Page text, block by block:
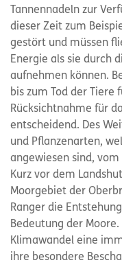
Tannennadeln zur
dieser Zeit zum
gestört und müssen
Energie als sie durch
aufnehmen können.
bis zum Tod der Tiere
Rücksichtnahme für
entscheidend. Des
und Pflanzenarten,
angewiesen sind, vom
Kurz vor dem
Moorgebiet der
Ranger die
Bedeutung der
Klimawandel eine
ihre besondere